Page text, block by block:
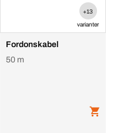
+13
varianter
Fordonskabel
50 m